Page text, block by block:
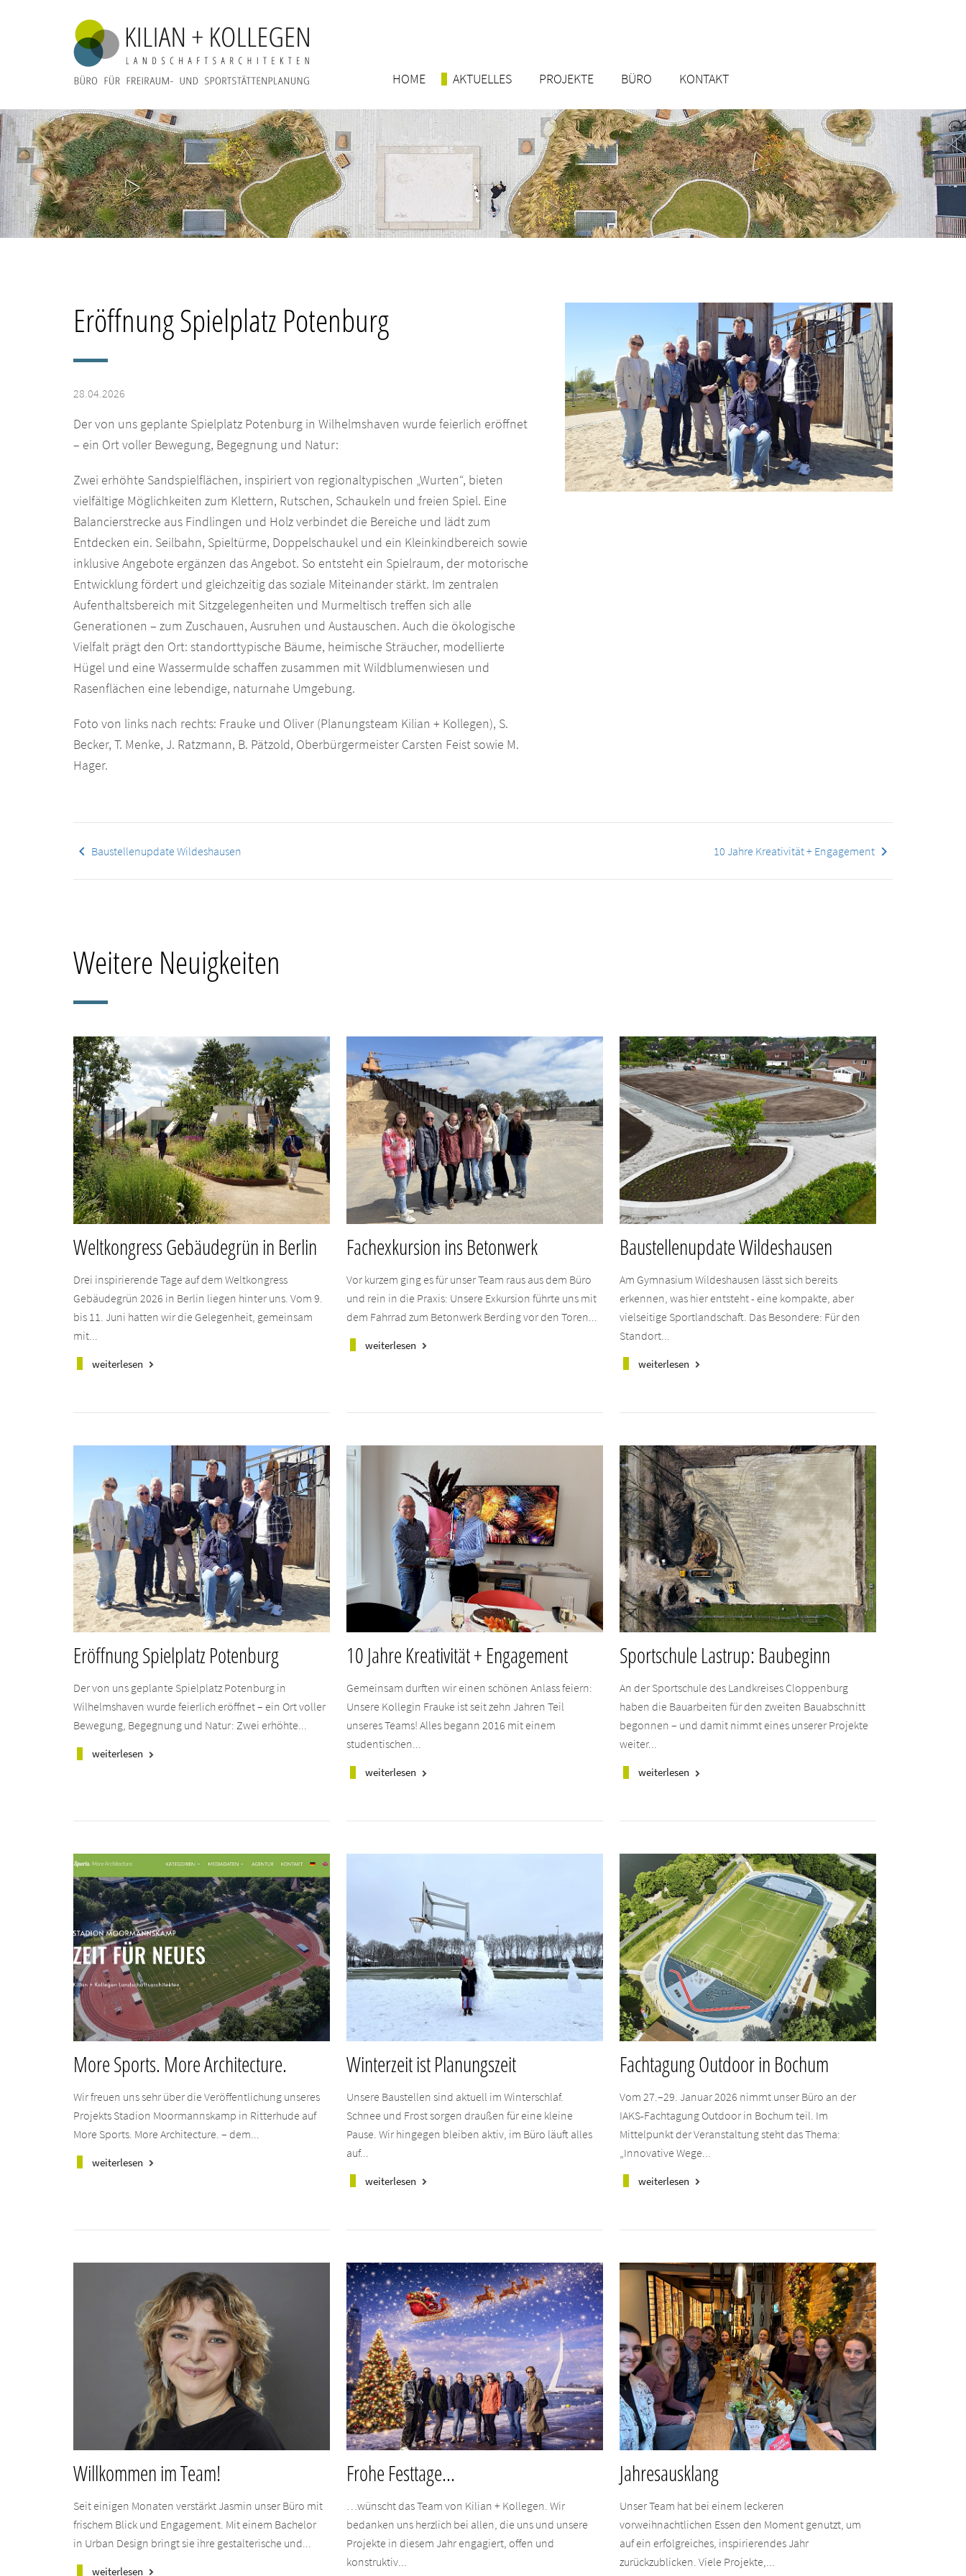
HOME AKTUELLES PROJEKTE BÜRO KONTAKT
Eröffnung Spielplatz Potenburg
28.04.2026
Der von uns geplante Spielplatz Potenburg in Wilhelmshaven wurde feierlich eröffnet
– ein Ort voller Bewegung, Begegnung und Natur:
Zwei erhöhte Sandspielflächen, inspiriert von regionaltypischen „Wurten“, bieten
vielfältige Möglichkeiten zum Klettern, Rutschen, Schaukeln und freien Spiel. Eine
Balancierstrecke aus Findlingen und Holz verbindet die Bereiche und lädt zum
Entdecken ein. Seilbahn, Spieltürme, Doppelschaukel und ein Kleinkindbereich sowie
inklusive Angebote ergänzen das Angebot. So entsteht ein Spielraum, der motorische
Entwicklung fördert und gleichzeitig das soziale Miteinander stärkt. Im zentralen
Aufenthaltsbereich mit Sitzgelegenheiten und Murmeltisch treffen sich alle
Generationen – zum Zuschauen, Ausruhen und Austauschen. Auch die ökologische
Vielfalt prägt den Ort: standorttypische Bäume, heimische Sträucher, modellierte
Hügel und eine Wassermulde schaffen zusammen mit Wildblumenwiesen und
Rasenflächen eine lebendige, naturnahe Umgebung.
Foto von links nach rechts: Frauke und Oliver (Planungsteam Kilian + Kollegen), S.
Becker, T. Menke, J. Ratzmann, B. Pätzold, Oberbürgermeister Carsten Feist sowie M.
Hager.
keyboard_arrow_left Baustellenupdate Wildeshausen 10 Jahre Kreativität + Engagement keyboard_arrow_right
Weitere Neuigkeiten
Weltkongress Gebäudegrün in Berlin
Drei inspirierende Tage auf dem Weltkongress
Gebäudegrün 2026 in Berlin liegen hinter uns. Vom 9.
bis 11. Juni hatten wir die Gelegenheit, gemeinsam
mit...
weiterlesen keyboard_arrow_right
Fachexkursion ins Betonwerk
Vor kurzem ging es für unser Team raus aus dem Büro
und rein in die Praxis: Unsere Exkursion führte uns mit
dem Fahrrad zum Betonwerk Berding vor den Toren...
weiterlesen keyboard_arrow_right
Baustellenupdate Wildeshausen
Am Gymnasium Wildeshausen lässt sich bereits
erkennen, was hier entsteht - eine kompakte, aber
vielseitige Sportlandschaft. Das Besondere: Für den
Standort...
weiterlesen keyboard_arrow_right
Eröffnung Spielplatz Potenburg
Der von uns geplante Spielplatz Potenburg in
Wilhelmshaven wurde feierlich eröffnet – ein Ort voller
Bewegung, Begegnung und Natur: Zwei erhöhte...
weiterlesen keyboard_arrow_right
10 Jahre Kreativität + Engagement
Gemeinsam durften wir einen schönen Anlass feiern:
Unsere Kollegin Frauke ist seit zehn Jahren Teil
unseres Teams! Alles begann 2016 mit einem
studentischen...
weiterlesen keyboard_arrow_right
Sportschule Lastrup: Baubeginn
An der Sportschule des Landkreises Cloppenburg
haben die Bauarbeiten für den zweiten Bauabschnitt
begonnen – und damit nimmt eines unserer Projekte
weiter...
weiterlesen keyboard_arrow_right
More Sports. More Architecture.
Wir freuen uns sehr über die Veröffentlichung unseres
Projekts Stadion Moormannskamp in Ritterhude auf
More Sports. More Architecture. – dem...
weiterlesen keyboard_arrow_right
Winterzeit ist Planungszeit
Unsere Baustellen sind aktuell im Winterschlaf.
Schnee und Frost sorgen draußen für eine kleine
Pause. Wir hingegen bleiben aktiv, im Büro läuft alles
auf...
weiterlesen keyboard_arrow_right
Fachtagung Outdoor in Bochum
Vom 27.–29. Januar 2026 nimmt unser Büro an der
IAKS-Fachtagung Outdoor in Bochum teil. Im
Mittelpunkt der Veranstaltung steht das Thema:
„Innovative Wege...
weiterlesen keyboard_arrow_right
Willkommen im Team!
Seit einigen Monaten verstärkt Jasmin unser Büro mit
frischem Blick und Engagement. Mit einem Bachelor
in Urban Design bringt sie ihre gestalterische und...
weiterlesen keyboard_arrow_right
Frohe Festtage...
…wünscht das Team von Kilian + Kollegen. Wir
bedanken uns herzlich bei allen, die uns und unsere
Projekte in diesem Jahr engagiert, offen und
konstruktiv...
Jahresausklang
Unser Team hat bei einem leckeren
vorweihnachtlichen Essen den Moment genutzt, um
auf ein erfolgreiches, inspirierendes Jahr
zurückzublicken. Viele Projekte,...